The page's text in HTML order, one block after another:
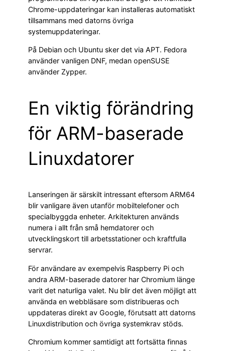
Chrome-uppdateringar kan installeras automatiskt
tillsammans med datorns övriga
systemuppdateringar.
På Debian och Ubuntu sker det via APT. Fedora
använder vanligen DNF, medan openSUSE
använder Zypper.
En viktig förändring
för ARM-baserade
Linuxdatorer
Lanseringen är särskilt intressant eftersom ARM64
blir vanligare även utanför mobiltelefoner och
specialbyggda enheter. Arkitekturen används
numera i allt från små hemdatorer och
utvecklingskort till arbetsstationer och kraftfulla
servrar.
För användare av exempelvis Raspberry Pi och
andra ARM-baserade datorer har Chromium länge
varit det naturliga valet. Nu blir det även möjligt att
använda en webbläsare som distribueras och
uppdateras direkt av Google, förutsatt att datorns
Linuxdistribution och övriga systemkrav stöds.
Chromium kommer samtidigt att fortsätta finnas